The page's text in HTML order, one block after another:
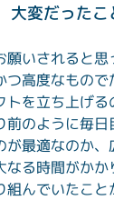
大変だったこ
いされると
つ高度なもの
トを立ち上げ
前のように毎
最適なのか
る時間がか
んでいたこと